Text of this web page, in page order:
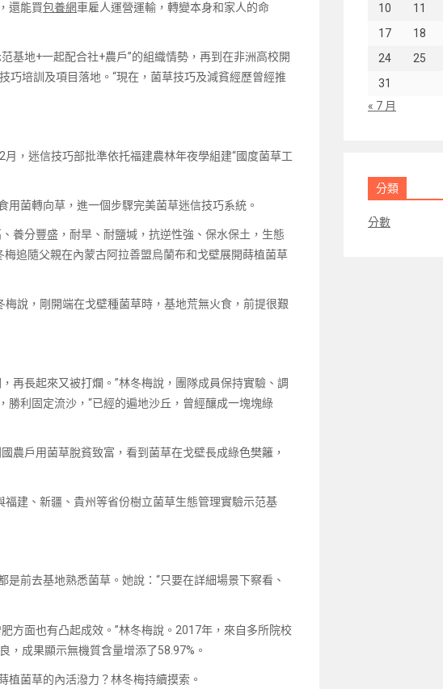
還能買包養網車雇人運營運輸，轉變本身和家人的命
基地+一起配合社+農戶”的組織情勢，再到在非洲高校開
巧培訓及項目落地。“現在，菌草技巧及減貧經歷曾經推
，迷信技巧部批準依托福建農林年夜學組建“國度菌草工
菌轉向草，進一個步驟完美菌草迷信技巧系統。
養分豐盛，耐旱、耐鹽堿，抗逆性強、保水保土，生態
追隨父親在內蒙古阿拉善盟烏蘭布和戈壁展開蒔植菌草
說，剛開端在戈壁種菌草時，基地荒無火食，前提很艱
再長起來又被打爛。”林冬梅說，團隊成員保持實驗、調
利固定流沙，“已經的遍地沙丘，曾經釀成一塊塊綠
農戶用菌草脫貧致富，看到菌草在戈壁長成綠色樊籬，
建、新疆、貴州等省份樹立菌草生態管理實驗示范基
前去基地熟悉菌草。她說：“只要在詳細場景下察看、
方面也有凸起成效。”林冬梅說。2017年，來自多所院校
，成果顯示無機質含量增添了58.97%。
植菌草的內活潑力？林冬梅持續摸索。
10
11
17
18
24
25
31
« 7 月
分類
分數